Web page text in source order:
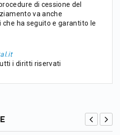
di cessione del
va anche
ha seguito e garantito le
i diritti riservati